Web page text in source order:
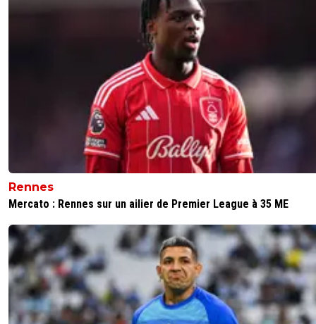
Rennes
Mercato : Rennes sur un ailier de Premier League à 35 ME